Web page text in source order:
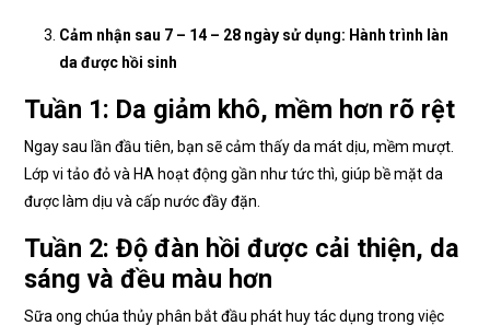
Cảm nhận sau 7 – 14 – 28 ngày sử dụng: Hành trình làn
da được hồi sinh
Tuần 1: Da giảm khô, mềm hơn rõ rệt
Ngay sau lần đầu tiên, bạn sẽ cảm thấy da mát dịu, mềm mượt.
Lớp vi tảo đỏ và HA hoạt động gần như tức thì, giúp bề mặt da
được làm dịu và cấp nước đầy đặn.
Tuần 2: Độ đàn hồi được cải thiện, da
sáng và đều màu hơn
Sữa ong chúa thủy phân bắt đầu phát huy tác dụng trong việc